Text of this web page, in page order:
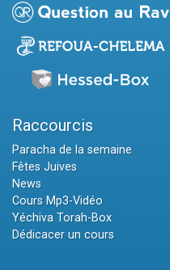
Raccourcis
Paracha de la semaine
Fêtes Juives
News
Cours Mp3-Vidéo
Yéchiva Torah-Box
Dédicacer un cours